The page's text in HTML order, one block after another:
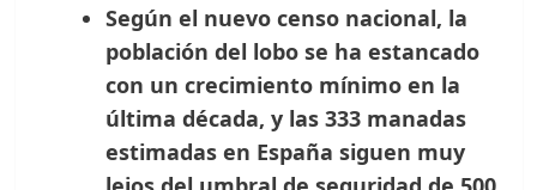
Según el nuevo censo nacional, la
población del lobo se ha estancado
con un crecimiento mínimo en la
última década, y las 333 manadas
estimadas en España siguen muy